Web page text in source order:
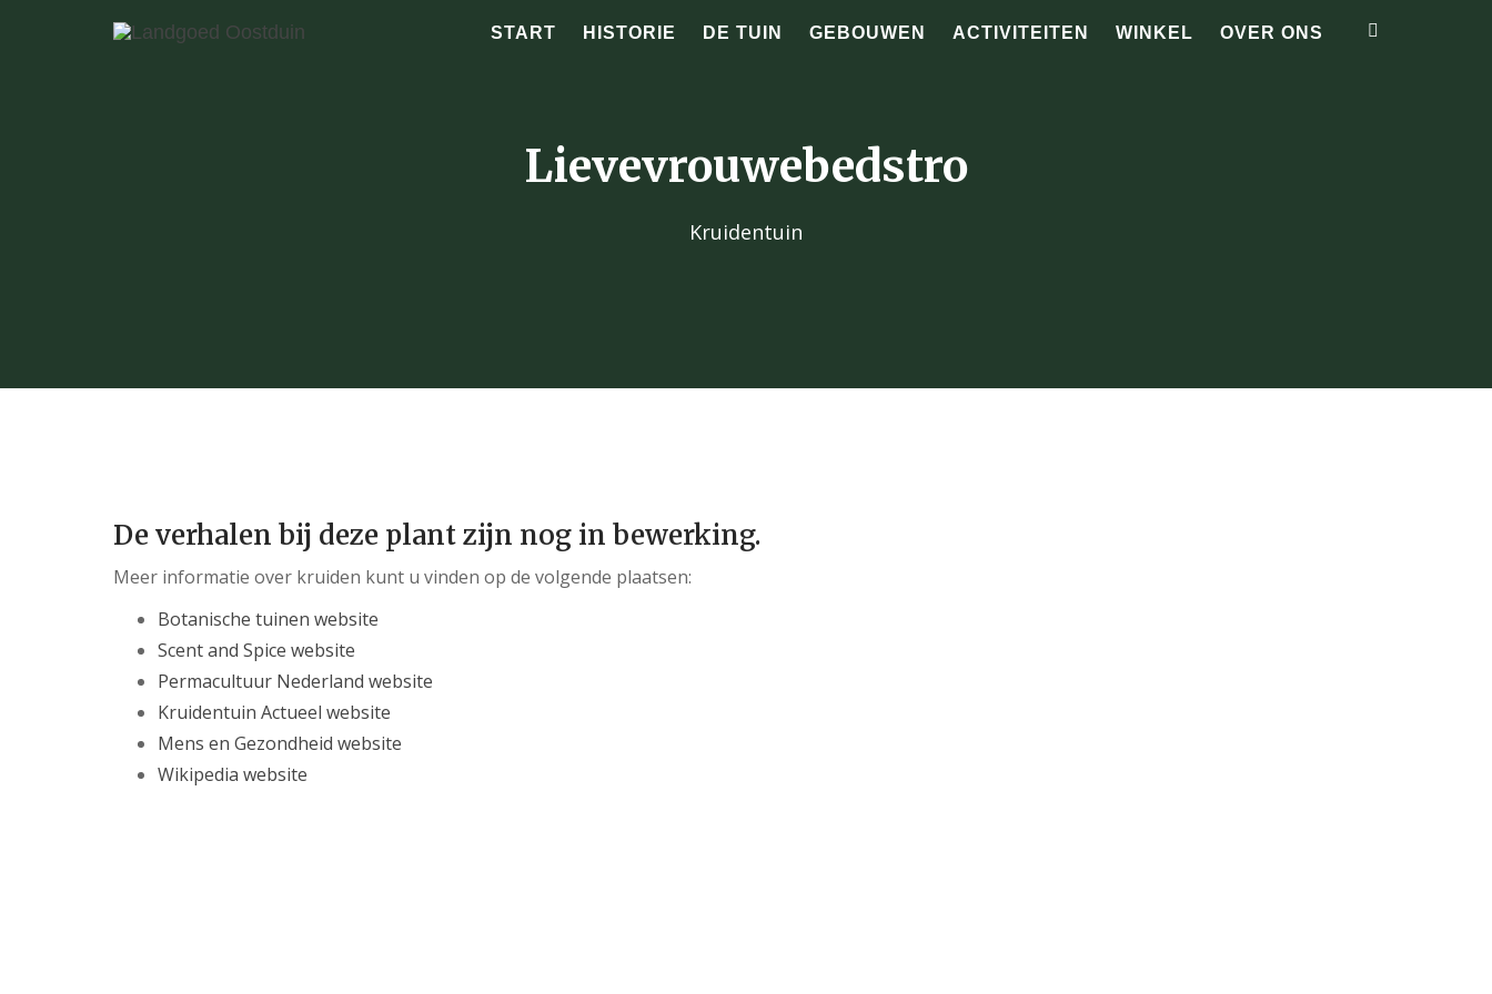
START HISTORIE DE TUIN GEBOUWEN ACTIVITEITEN WINKEL OVER ONS
Lievevrouwebedstro
Kruidentuin
De verhalen bij deze plant zijn nog in bewerking.
Meer informatie over kruiden kunt u vinden op de volgende plaatsen:
Botanische tuinen website
Scent and Spice website
Permacultuur Nederland website
Kruidentuin Actueel website
Mens en Gezondheid website
Wikipedia website